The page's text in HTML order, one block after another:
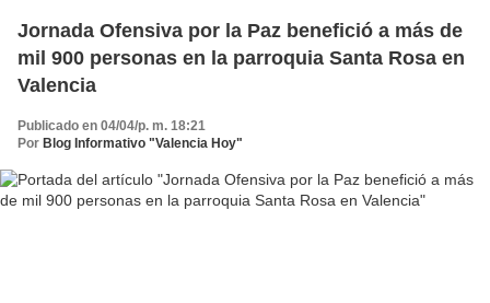
Jornada Ofensiva por la Paz benefició a más de
mil 900 personas en la parroquia Santa Rosa en
Valencia
Publicado en 04/04/p. m. 18:21
Por Blog Informativo "Valencia Hoy"